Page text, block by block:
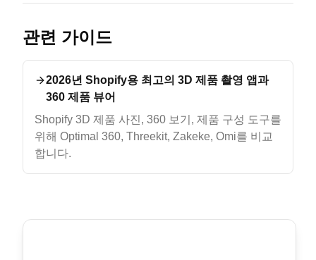
관련 가이드
2026년 Shopify용 최고의 3D 제품 촬영 앱과
360 제품 뷰어
Shopify 3D 제품 사진, 360 보기, 제품 구성 도구를
위해 Optimal 360, Threekit, Zakeke, Omi를 비교
합니다.